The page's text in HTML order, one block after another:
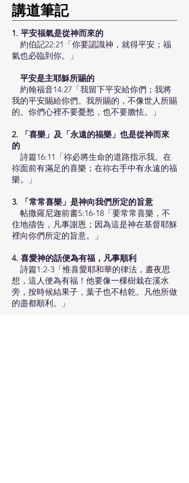
​講道筆記
1. 平安福氣是從神而來的
約伯記22:21「你要認識神，就得平安；福
氣也必臨到你。」
平安是主耶穌所賜的
約翰福音14:27「我留下平安給你們；我將
我的平安賜給你們。我所賜的，不像世人所賜
的。你們心裡不要憂愁，也不要膽怯。」
2.
「喜樂」及「永遠的福樂」也是從神而來
的
詩篇16:11「祢必將生命的道路指示我。在
祢面前有滿足的喜樂；在祢右手中有永遠的福
樂。」
3.
「常常喜樂」是神向我們所定的旨意
帖撒羅尼迦前書5:16-18「要常常喜樂，不
住地禱告，凡事謝恩；因為這是神在基督耶穌
裡向你們所定的旨意。」
4. 喜愛神的話便為有福，凡事順利
詩篇1:2-3「惟喜愛耶和華的律法，晝夜思
想，這人便為有福！他要像一棵樹栽在溪水
旁，按時候結果子，葉子也不枯乾。凡他所做
的盡都順利。」